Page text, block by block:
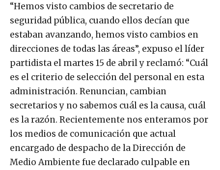
“Hemos visto cambios de secretario de
seguridad pública, cuando ellos decían que
estaban avanzando, hemos visto cambios en
direcciones de todas las áreas”, expuso el líder
partidista el martes 15 de abril y reclamó: “Cuál
es el criterio de selección del personal en esta
administración. Renuncian, cambian
secretarios y no sabemos cuál es la causa, cuál
es la razón. Recientemente nos enteramos por
los medios de comunicación que actual
encargado de despacho de la Dirección de
Medio Ambiente fue declarado culpable en